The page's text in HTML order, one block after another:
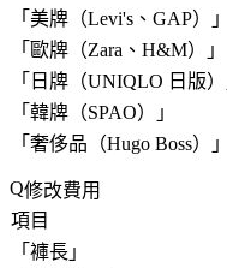
「 美牌（Levi's、GAP） 」
「 歐牌（Zara、H&M） 」
「 日牌（UNIQLO 日版）
「 韓牌（SPAO） 」
「 奢侈品（Hugo Boss） 」
修改費用
項目
「 褲長 」